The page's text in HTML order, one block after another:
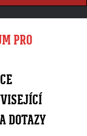
PRO
DOTAZY